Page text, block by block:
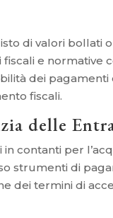
di valori bollati
e normative
dei
fiscali.
delle
contanti per
strumenti di
dei termini di